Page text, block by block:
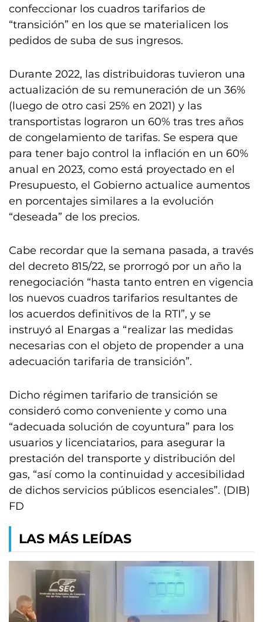
confeccionar los cuadros tarifarios de
“transición” en los que se materialicen los
pedidos de suba de sus ingresos.
Durante 2022, las distribuidoras tuvieron una
actualización de su remuneración de un 36%
(luego de otro casi 25% en 2021) y las
transportistas lograron un 60% tras tres años
de congelamiento de tarifas. Se espera que
para tener bajo control la inflación en un 60%
anual en 2023, como está proyectado en el
Presupuesto, el Gobierno actualice aumentos
en porcentajes similares a la evolución
“deseada” de los precios.
Cabe recordar que la semana pasada, a través
del decreto 815/22, se prorrogó por un año la
renegociación “hasta tanto entren en vigencia
los nuevos cuadros tarifarios resultantes de
los acuerdos definitivos de la RTI”, y se
instruyó al Enargas a “realizar las medidas
necesarias con el objeto de propender a una
adecuación tarifaria de transición”.
Dicho régimen tarifario de transición se
consideró como conveniente y como una
“adecuada solución de coyuntura” para los
usuarios y licenciatarios, para asegurar la
prestación del transporte y distribución del
gas, “así como la continuidad y accesibilidad
de dichos servicios públicos esenciales”. (DIB)
FD
LAS MÁS LEÍDAS